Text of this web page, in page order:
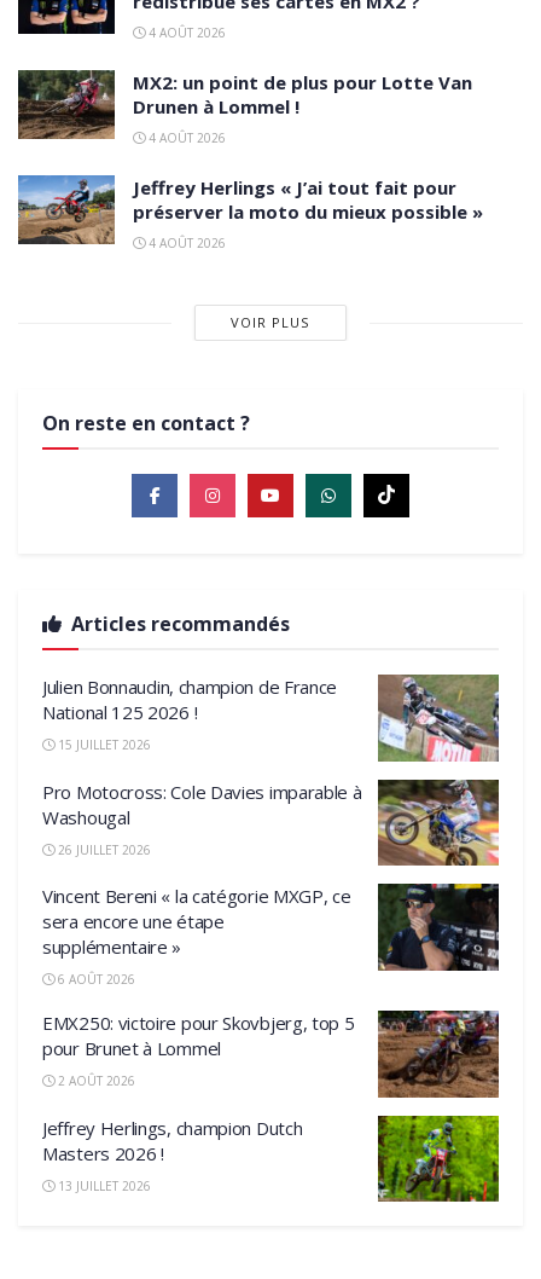
4 AOÛT 2026
MX2: un point de plus pour Lotte Van
Drunen à Lommel !
4 AOÛT 2026
Jeffrey Herlings « J’ai tout fait pour
préserver la moto du mieux possible »
4 AOÛT 2026
VOIR PLUS
On reste en contact ?
Articles recommandés
Julien Bonnaudin, champion de France
National 125 2026 !
15 JUILLET 2026
Pro Motocross: Cole Davies imparable à
Washougal
26 JUILLET 2026
Vincent Bereni « la catégorie MXGP, ce
sera encore une étape
supplémentaire »
6 AOÛT 2026
EMX250: victoire pour Skovbjerg, top 5
pour Brunet à Lommel
2 AOÛT 2026
Jeffrey Herlings, champion Dutch
Masters 2026 !
13 JUILLET 2026